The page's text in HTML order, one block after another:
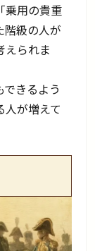
乗用の貴重
階級の人が
えられま
きるよう
人が増えて